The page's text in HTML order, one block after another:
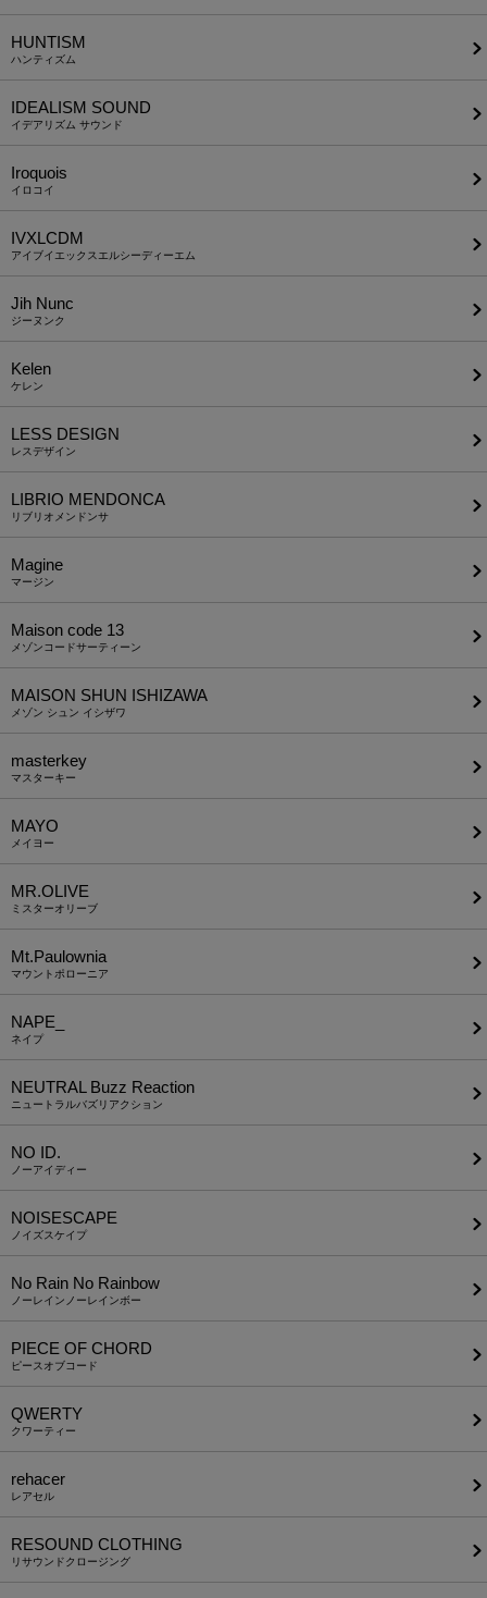
HUNTISM
ハンティズム
IDEALISM SOUND
イデアリズム サウンド
Iroquois
イロコイ
IVXLCDM
アイブイエックスエルシーディーエム
Jih Nunc
ジーヌンク
Kelen
ケレン
LESS DESIGN
レスデザイン
LIBRIO MENDONCA
リブリオメンドンサ
Magine
マージン
Maison code 13
メゾンコードサーティーン
MAISON SHUN ISHIZAWA
メゾン シュン イシザワ
masterkey
マスターキー
MAYO
メイヨー
MR.OLIVE
ミスターオリーブ
Mt.Paulownia
マウントポローニア
NAPE_
ネイプ
NEUTRAL Buzz Reaction
ニュートラルバズリアクション
NO ID.
ノーアイディー
NOISESCAPE
ノイズスケイプ
No Rain No Rainbow
ノーレインノーレインボー
PIECE OF CHORD
ピースオブコード
QWERTY
クワーティー
rehacer
レアセル
RESOUND CLOTHING
リサウンドクロージング